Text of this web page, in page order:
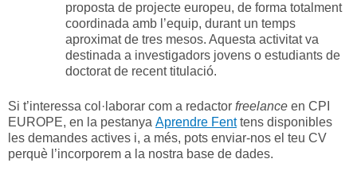
proposta de projecte europeu, de forma totalment
coordinada amb l’equip, durant un temps
aproximat de tres mesos. Aquesta activitat va
destinada a investigadors jovens o estudiants de
doctorat de recent titulació.
Si t’interessa col·laborar com a redactor freelance en CPI
EUROPE, en la pestanya Aprendre Fenttens disponibles
les demandes actives i, a més, pots enviar-nos el teu CV
perquè l’incorporem a la nostra base de dades.